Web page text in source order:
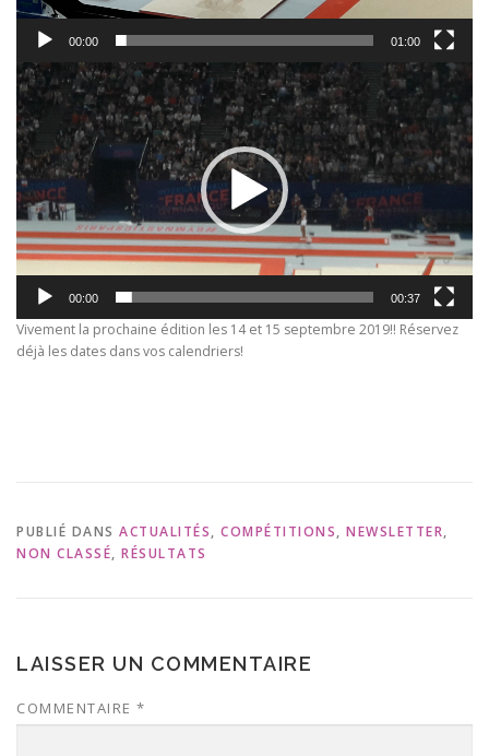
00:00 01:00
Lecteur
vidéo
00:00 00:37
Vivement la prochaine édition les 14 et 15 septembre 2019!! Réservez
déjà les dates dans vos calendriers!
PUBLIÉ DANS ACTUALITÉS, COMPÉTITIONS, NEWSLETTER,
NON CLASSÉ, RÉSULTATS
LAISSER UN COMMENTAIRE
COMMENTAIRE *